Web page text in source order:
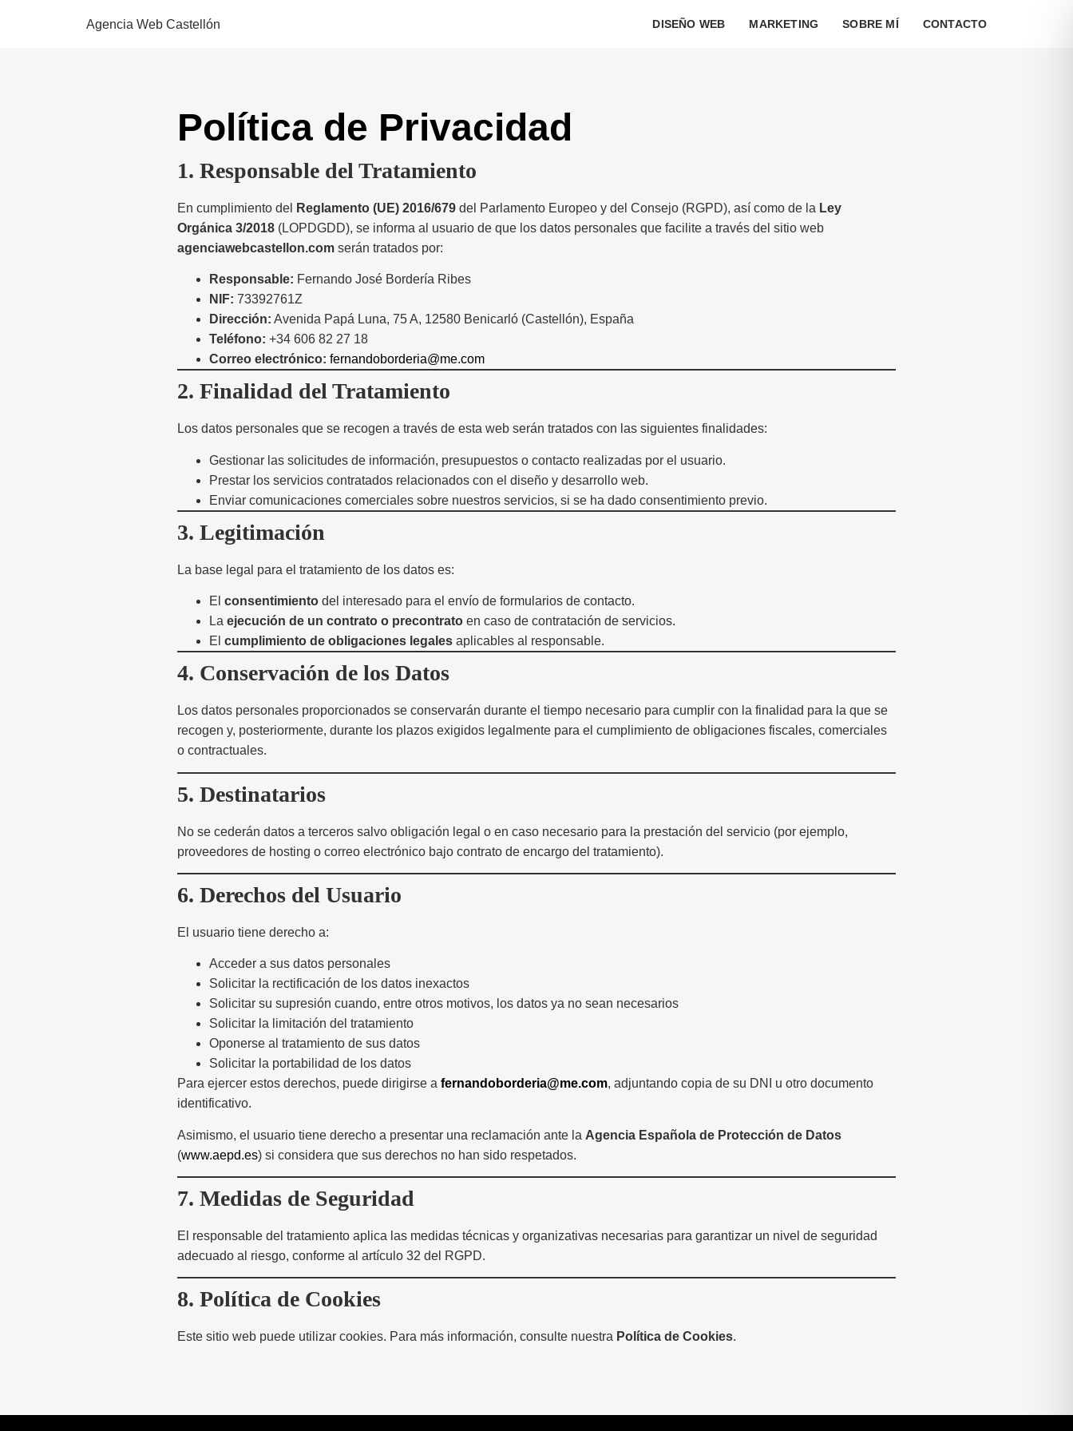
Agencia Web Castellón DISEÑO WEB MARKETING SOBRE MÍ CONTACTO
Política de Privacidad
1. Responsable del Tratamiento
En cumplimiento del Reglamento (UE) 2016/679 del Parlamento Europeo y del Consejo (RGPD), así como de la Ley
Orgánica 3/2018 (LOPDGDD), se informa al usuario de que los datos personales que facilite a través del sitio web
agenciawebcastellon.com serán tratados por:
Responsable: Fernando José Bordería Ribes
NIF: 73392761Z
Dirección: Avenida Papá Luna, 75 A, 12580 Benicarló (Castellón), España
Teléfono: +34 606 82 27 18
Correo electrónico: fernandoborderia@me.com
2. Finalidad del Tratamiento
Los datos personales que se recogen a través de esta web serán tratados con las siguientes finalidades:
Gestionar las solicitudes de información, presupuestos o contacto realizadas por el usuario.
Prestar los servicios contratados relacionados con el diseño y desarrollo web.
Enviar comunicaciones comerciales sobre nuestros servicios, si se ha dado consentimiento previo.
3. Legitimación
La base legal para el tratamiento de los datos es:
El consentimiento del interesado para el envío de formularios de contacto.
La ejecución de un contrato o precontrato en caso de contratación de servicios.
El cumplimiento de obligaciones legales aplicables al responsable.
4. Conservación de los Datos
Los datos personales proporcionados se conservarán durante el tiempo necesario para cumplir con la finalidad para la que se
recogen y, posteriormente, durante los plazos exigidos legalmente para el cumplimiento de obligaciones fiscales, comerciales
o contractuales.
5. Destinatarios
No se cederán datos a terceros salvo obligación legal o en caso necesario para la prestación del servicio (por ejemplo,
proveedores de hosting o correo electrónico bajo contrato de encargo del tratamiento).
6. Derechos del Usuario
El usuario tiene derecho a:
Acceder a sus datos personales
Solicitar la rectificación de los datos inexactos
Solicitar su supresión cuando, entre otros motivos, los datos ya no sean necesarios
Solicitar la limitación del tratamiento
Oponerse al tratamiento de sus datos
Solicitar la portabilidad de los datos
Para ejercer estos derechos, puede dirigirse a fernandoborderia@me.com, adjuntando copia de su DNI u otro documento
identificativo.
Asimismo, el usuario tiene derecho a presentar una reclamación ante la Agencia Española de Protección de Datos
(www.aepd.es) si considera que sus derechos no han sido respetados.
7. Medidas de Seguridad
El responsable del tratamiento aplica las medidas técnicas y organizativas necesarias para garantizar un nivel de seguridad
adecuado al riesgo, conforme al artículo 32 del RGPD.
8. Política de Cookies
Este sitio web puede utilizar cookies. Para más información, consulte nuestra Política de Cookies.